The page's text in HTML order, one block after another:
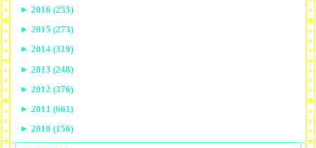
► 2016 (255)
► 2015 (273)
► 2014 (319)
► 2013 (248)
► 2012 (376)
► 2011 (661)
► 2010 (156)